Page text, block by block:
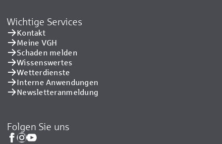
Wichtige Services
Kontakt
Meine VGH
Schaden melden
Wissenswertes
Wetterdienste
Interne Anwendungen
Newsletteranmeldung
Folgen Sie uns